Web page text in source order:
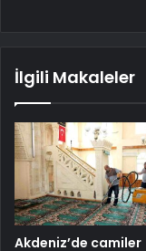
İlgili Makaleler
Akdeniz’de camiler